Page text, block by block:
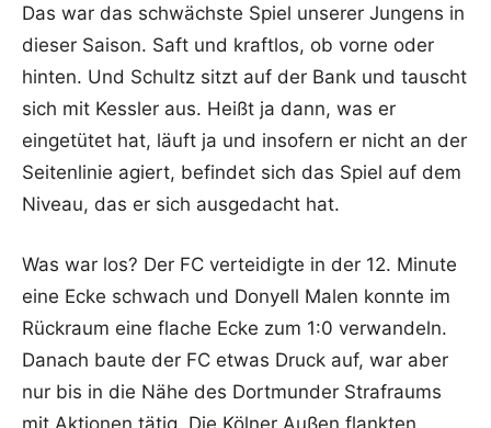
Das war das schwächste Spiel unserer Jungens in
dieser Saison. Saft und kraftlos, ob vorne oder
hinten. Und Schultz sitzt auf der Bank und tauscht
sich mit Kessler aus. Heißt ja dann, was er
eingetütet hat, läuft ja und insofern er nicht an der
Seitenlinie agiert, befindet sich das Spiel auf dem
Niveau, das er sich ausgedacht hat.
Was war los? Der FC verteidigte in der 12. Minute
eine Ecke schwach und Donyell Malen konnte im
Rückraum eine flache Ecke zum 1:0 verwandeln.
Danach baute der FC etwas Druck auf, war aber
nur bis in die Nähe des Dortmunder Strafraums
mit Aktionen tätig. Die Kölner Außen flankten